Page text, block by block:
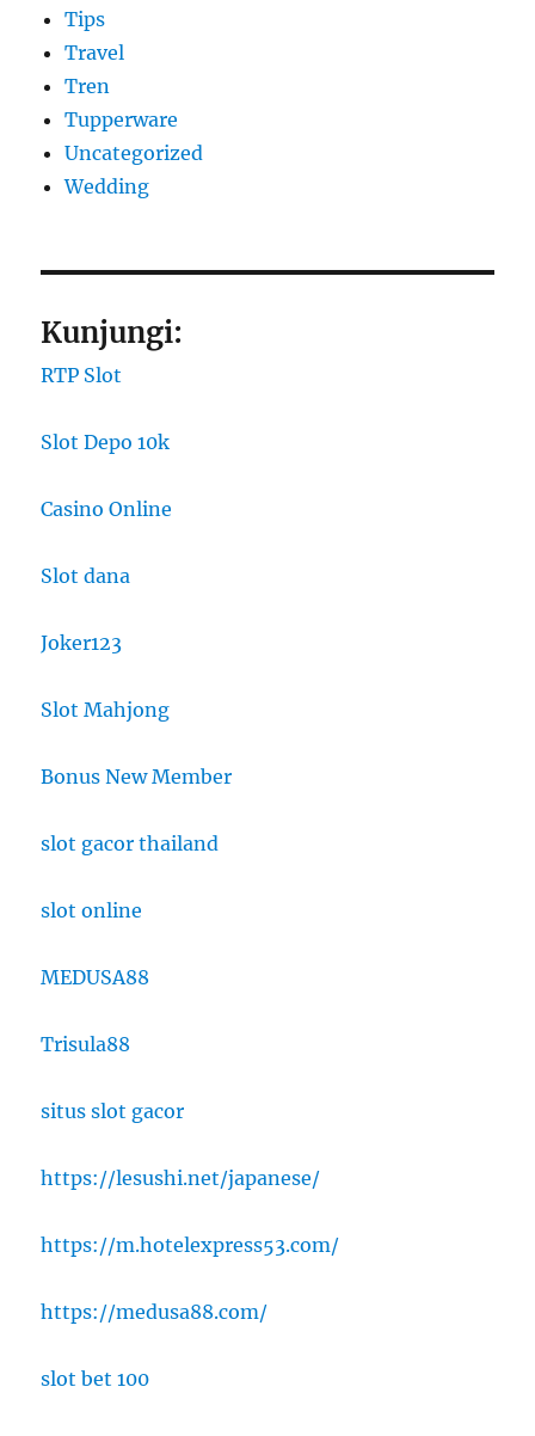
Tips
Travel
Tren
Tupperware
Uncategorized
Wedding
Kunjungi:
RTP Slot
Slot Depo 10k
Casino Online
Slot dana
Joker123
Slot Mahjong
Bonus New Member
slot gacor thailand
slot online
MEDUSA88
Trisula88
situs slot gacor
https://lesushi.net/japanese/
https://m.hotelexpress53.com/
https://medusa88.com/
slot bet 100